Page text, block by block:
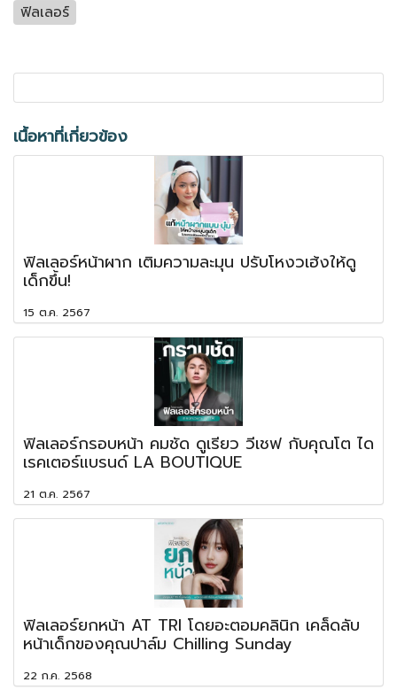
ฟิลเลอร์
เนื้อหาที่เกี่ยวข้อง
ฟิลเลอร์หน้าผาก เติมความละมุน ปรับโหงวเฮ้งให้ดู
เด็กขึ้น!
15 ต.ค. 2567
ฟิลเลอร์กรอบหน้า คมชัด ดูเรียว วีเชฟ กับคุณโต ได
เรคเตอร์แบรนด์ LA BOUTIQUE
21 ต.ค. 2567
ฟิลเลอร์ยกหน้า AT TRI โดยอะตอมคลินิก เคล็ดลับ
หน้าเด็กของคุณปาล์ม Chilling Sunday
22 ก.ค. 2568